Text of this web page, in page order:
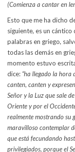
(Comienza a cantar en
Esto que me ha dicho
siguiente, es un
palabras en griego,
todas las demás en
momento estuvo
dice: “ha llegado la hora
canten, canten y
Señor y la Luz que sale
Oriente y por el
realmente mostrando su
maravilloso contemplar
que está fecundando
privilegiados, porque el